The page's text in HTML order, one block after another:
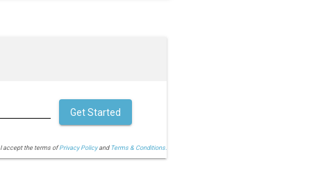
accept the terms ofPrivacy Policyand Terms & Conditions.
Get Started